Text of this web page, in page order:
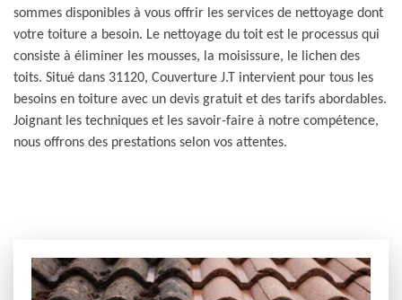
sommes disponibles à vous offrir les services de nettoyage dont
votre toiture a besoin. Le nettoyage du toit est le processus qui
consiste à éliminer les mousses, la moisissure, le lichen des
toits. Situé dans 31120, Couverture J.T intervient pour tous les
besoins en toiture avec un devis gratuit et des tarifs abordables.
Joignant les techniques et les savoir-faire à notre compétence,
nous offrons des prestations selon vos attentes.